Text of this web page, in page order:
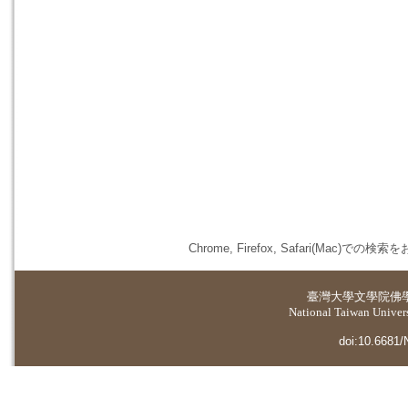
Chrome, Firefox, Safari(Mac)での検索を
臺灣大學文學院佛
National Taiwan
doi:10.6681/